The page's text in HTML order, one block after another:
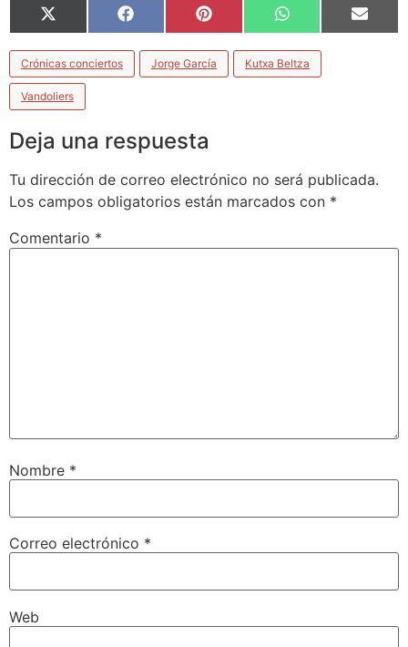
X
(Twitter)
Facebook Pinterest WhatsApp Email
Crónicas conciertos Jorge García Kutxa Beltza
Vandoliers
Deja una respuesta
Tu dirección de correo electrónico no será publicada.
Los campos obligatorios están marcados con *
Comentario *
Nombre *
Correo electrónico *
Web